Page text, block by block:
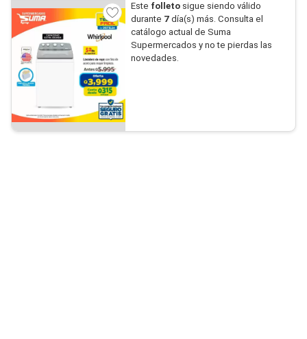
Este folletosigue siendo válido
durante 7día(s) más. Consulta el
catálogo actual de Suma
Supermercados y no te pierdas las
novedades.